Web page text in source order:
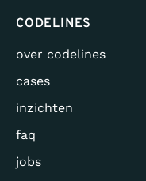
CODELINES
over codelines
cases
inzichten
faq
jobs